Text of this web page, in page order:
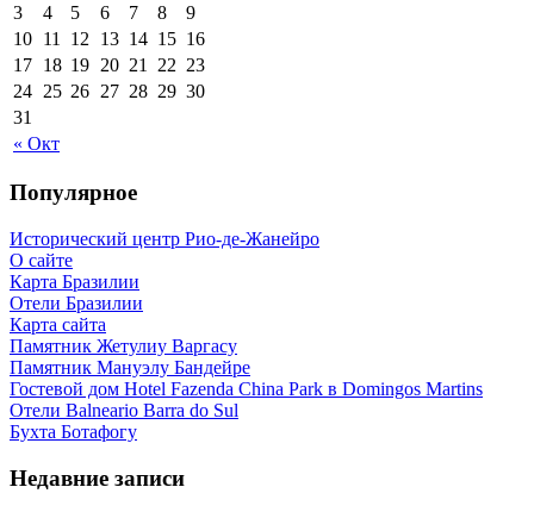
« Окт
3
4 5 6 7 8
9
10 11 12 13 14 15 16
17 18 19 20 21 22 23
24 25 26 27 28 29 30
31
Популярное
Исторический центр Рио-де-Жанейро
О сайте
Карта Бразилии
Отели Бразилии
Карта сайта
Памятник Жетулиу Варгасу
Памятник Мануэлу Бандейре
Гостевой дом Hotel Fazenda China Park в Domingos Martins
Отели Balneario Barra do Sul
Бухта Ботафогу
Недавние записи